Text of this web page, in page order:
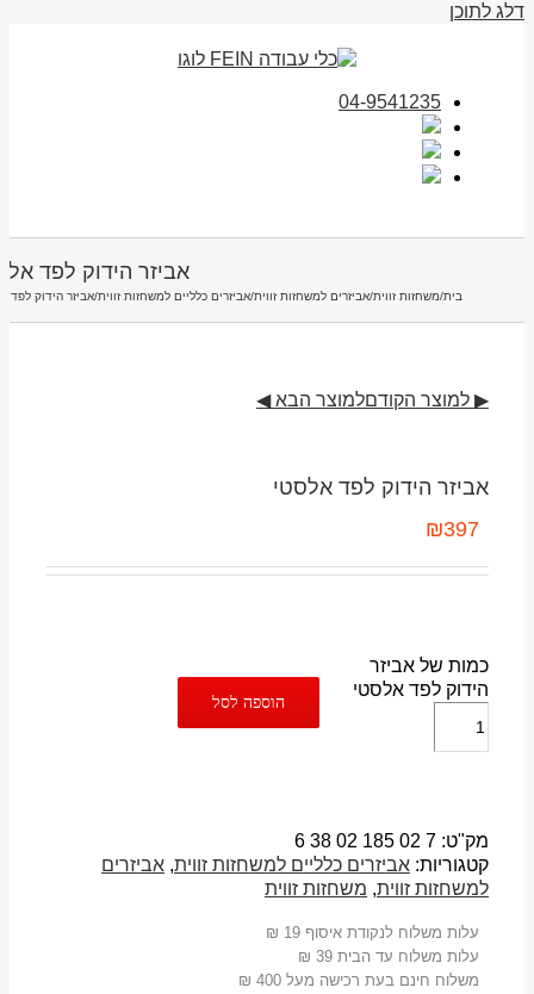
דלג לתוכן
04-9541235
אביזר הידוק לפד
בית/משחזות זווית/אביזרים למשחזות זווית/אביזרים כלליים למשחזות זווית/אביזר הידוק לפד
▶ למוצר הקודםלמוצר הבא ◀
אביזר הידוק לפד אלסטי
₪397
כמות של אביזר
הידוק לפד אלסטי
הוספה לסל
מק"ט: 7 02 185 02 38 6
קטגוריות: אביזרים כלליים למשחזות זווית, אביזרים
למשחזות זווית, משחזות זווית
עלות משלוח לנקודת איסוף 19 ₪
עלות משלוח עד הבית 39 ₪
משלוח חינם בעת רכישה מעל 400 ₪